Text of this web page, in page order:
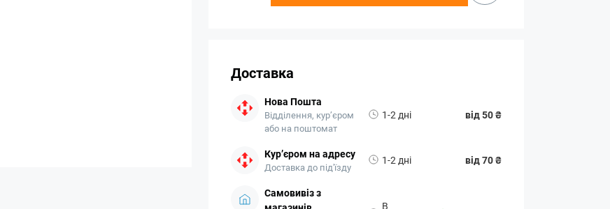
Доставка
Нова Пошта
Відділення, кур’єром
або на поштомат
1-2 дні від 50 ₴
Кур’єром на адресу
Доставка до під'їзду
1-2 дні від 70 ₴
Самовивіз з
В